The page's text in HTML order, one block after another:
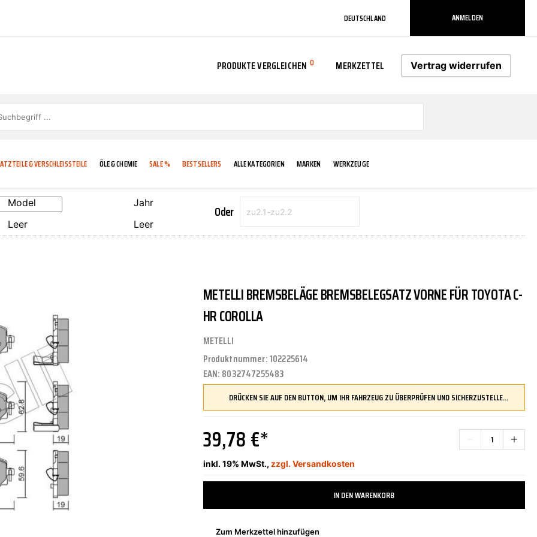
DEUTSCHLAND ANMELDEN
PRODUKTE VERGLEICHEN 0 MERKZETTEL Vertrag widerrufen
& VERSCHLEISSTEILE ÖLE & CHEMIE SALE % BESTSELLERS ALLE KATEGORIEN MARKEN WERKZEUGE
KÜHLERGRILL
VERBREITERUNG
TRITTBRETTER ÜBERROLLBÜGEL
CARCARE ELEKTRIK
KLIMAANLAGE KOMFORTSYSTEME
LENKUNG
FROSTSCHUTZ TECHNIK & WARTUNG
REINIGUNGS-/PFLEGEMITTEL
ADDINOL AS-PL
DR.WACK DUPLI-COLOR
LIQUI MOLY
Model
Leer
Jahr
Leer
Oder
METELLI BREMSBELÄGE BREMSBELEGSATZ VORNE FÜR TOYOTA C-
HR COROLLA
METELLI
Produktnummer:102225614
EAN: 8032747255483
DRÜCKEN SIE AUF DEN BUTTON, UM IHR FAHRZEUG ZU ÜBERPRÜFEN UND SICHERZUSTELLEN, DASS DIESES TEIL KOMPATIBEL IST, BEVOR SIE ES BESTELLEN
39,78 €*
inkl. 19% MwSt., zzgl. Versandkosten
IN DEN WARENKORB
Zum Merkzettel hinzufügen